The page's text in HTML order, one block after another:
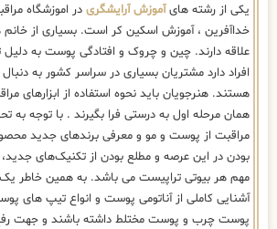
یکی از رشته هایآموزش آرایشگری در اموزشگاه
خداآفرین ، آموزش اسکین کر است. بسیاری از خانم
علاقه دارند. چین و چروک و افتادگی پوست به دلیل
افراد دارد مشتریان بسیاری در سراسر کشور به
هستند. هنرجویان باید نحوه استفاده از ابزارهای
همان مرحله اول به درستی فرا بگیرند . با توجه به
مراقبت از پوست و مو و معرفی برندهای جدید
بودن در این عرصه و مطلع بودن از تکنیک‌های
مهم هر بیوتی تراپیست می باشد. به همین خاطر
آشنایی کاملی از آناتومی پوست و انواع تیپ های
پوست چرب و پوست مختلط داشته باشند و جهت